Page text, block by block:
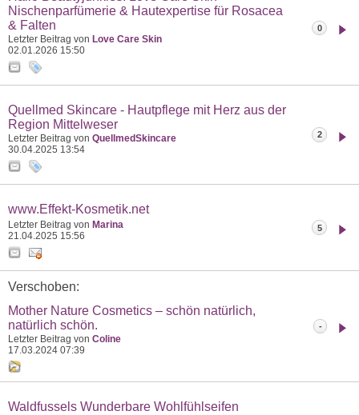
Nischenparfümerie & Hautexpertise für Rosacea
& Falten
Letzter Beitrag von Love Care Skin
02.01.2026 15:50
0
Quellmed Skincare - Hautpflege mit Herz aus der
Region Mittelweser
Letzter Beitrag von QuellmedSkincare
30.04.2025 13:54
2
www.Effekt-Kosmetik.net
Letzter Beitrag von Marina
21.04.2025 15:56
5
Verschoben:
Mother Nature Cosmetics – schön natürlich,
natürlich schön.
Letzter Beitrag von Coline
17.03.2024 07:39
-
Waldfussels Wunderbare Wohlfühlseifen